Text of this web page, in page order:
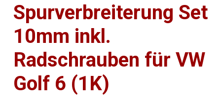
Spurverbreiterung Set
10mm inkl.
Radschrauben für VW
Golf 6 (1K)